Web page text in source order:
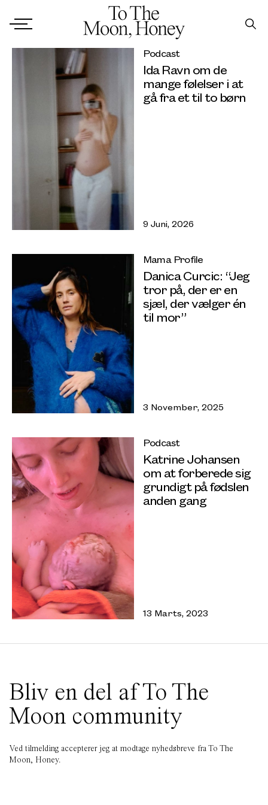
Podcast
Ida Ravn om de
mange følelser i at
gå fra et til to børn
9 Juni, 2026
Mama Profile
Danica Curcic: “Jeg
tror på, der er en
sjæl, der vælger én
til mor”
3 November, 2025
Podcast
Katrine Johansen
om at forberede sig
grundigt på fødslen
anden gang
13 Marts, 2023
Bliv en del af To The
Moon community
Ved tilmelding accepterer jeg at modtage nyhedsbreve fra To The
Moon, Honey.